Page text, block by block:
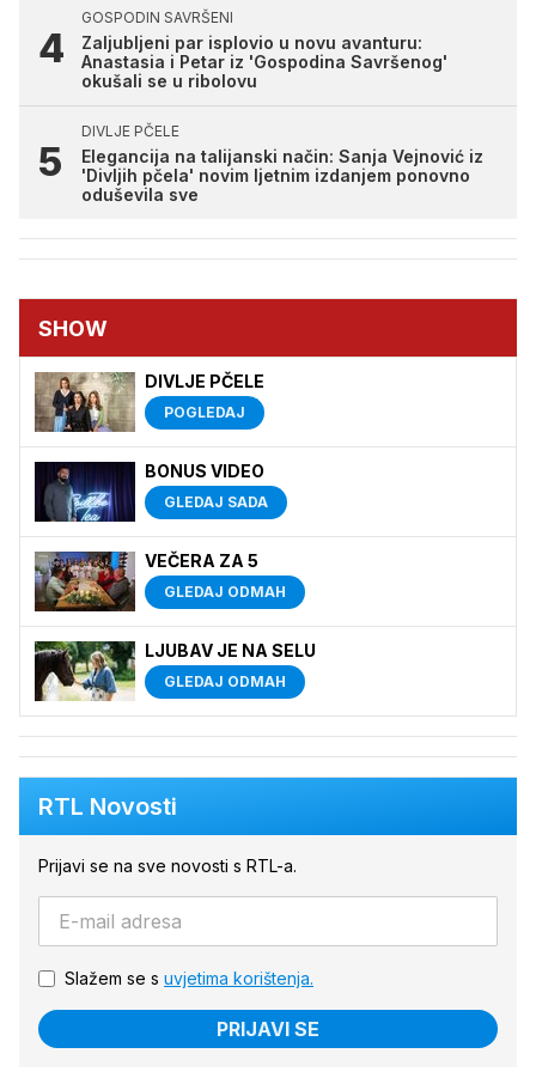
GOSPODIN SAVRŠENI
Zaljubljeni par isplovio u novu avanturu:
Anastasia i Petar iz 'Gospodina Savršenog'
okušali se u ribolovu
DIVLJE PČELE
Elegancija na talijanski način: Sanja Vejnović iz
'Divljih pčela' novim ljetnim izdanjem ponovno
oduševila sve
SHOW
DIVLJE PČELE
POGLEDAJ
BONUS VIDEO
GLEDAJ SADA
VEČERA ZA 5
GLEDAJ ODMAH
LJUBAV JE NA SELU
GLEDAJ ODMAH
RTL Novosti
Prijavi se na sve novosti s RTL-a.
Slažem se s uvjetima korištenja.
PRIJAVI SE